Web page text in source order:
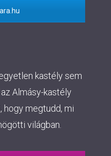
kastély sem
Almásy-kastély
hogy megtudd, mi
világban.